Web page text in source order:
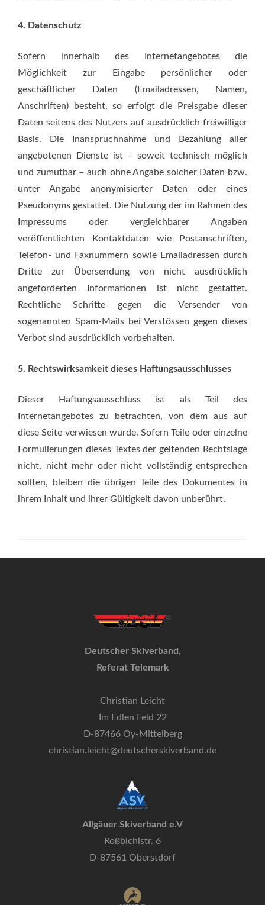
4. Datenschutz
Sofern innerhalb des Internetangebotes die
Möglichkeit zur Eingabe persönlicher oder
geschäftlicher Daten (Emailadressen, Namen,
Anschriften) besteht, so erfolgt die Preisgabe dieser
Daten seitens des Nutzers auf ausdrücklich freiwilliger
Basis. Die Inanspruchnahme und Bezahlung aller
angebotenen Dienste ist – soweit technisch möglich
und zumutbar – auch ohne Angabe solcher Daten bzw.
unter Angabe anonymisierter Daten oder eines
Pseudonyms gestattet. Die Nutzung der im Rahmen des
Impressums oder vergleichbarer Angaben
veröffentlichten Kontaktdaten wie Postanschriften,
Telefon- und Faxnummern sowie Emailadressen durch
Dritte zur Übersendung von nicht ausdrücklich
angeforderten Informationen ist nicht gestattet.
Rechtliche Schritte gegen die Versender von
sogenannten Spam-Mails bei Verstössen gegen dieses
Verbot sind ausdrücklich vorbehalten.
5. Rechtswirksamkeit dieses Haftungsausschlusses
Dieser Haftungsausschluss ist als Teil des
Internetangebotes zu betrachten, von dem aus auf
diese Seite verwiesen wurde. Sofern Teile oder einzelne
Formulierungen dieses Textes der geltenden Rechtslage
nicht, nicht mehr oder nicht vollständig entsprechen
sollten, bleiben die übrigen Teile des Dokumentes in
ihrem Inhalt und ihrer Gültigkeit davon unberührt.
Deutscher Skiverband,
Referat Telemark
Christian Leicht
Im Edlen Feld 22
D-87466 Oy-Mittelberg
christian.leicht@deutscherskiverband.de
Allgäuer Skiverband e.V
Roßbichlstr. 6
D-87561 Oberstdorf